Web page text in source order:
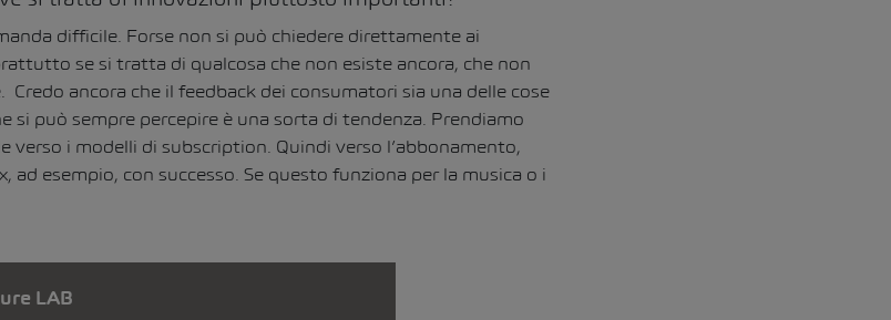
difficile. Forse non si può chiedere direttamente ai
se si tratta di qualcosa che non esiste ancora, che non
ancora che il feedback dei consumatori sia una delle cose
si può sempre percepire è una sorta di tendenza. Prendiamo
verso i modelli di subscription. Quindi verso l’abbonamento,
esempio, con successo. Se questo funziona per la musica o i
LAB